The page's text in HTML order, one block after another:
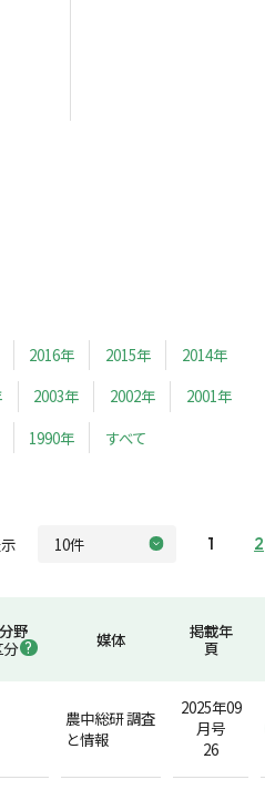
2016年 2015年
2014年
2003年 2002年
2001年
1990年 すべて
1 2
野
分
媒体
掲載年
頁
農中総研 調査
と情報
2025年09
月号
26